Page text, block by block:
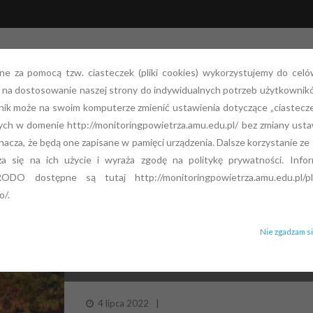
za pomocą tzw. ciasteczek (pliki cookies) wykorzystujemy do
na dostosowanie naszej strony do indywidualnych potrzeb
może na swoim komputerze zmienić ustawienia dotyczące
w domenie http://monitoringpowietrza.amu.edu.pl/ bez zmiany
że będą one zapisane w pamięci urządzenia. Dalsze korzystanie
się na ich użycie i wyraża zgodę na politykę prywatności.
dostępne są tutaj http://monitoringpowietrza.amu.edu.pl/
.
Nie zgadzam
Aktualności Zamówienia Publiczne
POSTS TAGGED: NISKA EMISJA
TAG ARCHIVES:NISKA EMISJA
625 SAMORZĄDÓW ZYSKA DODATKOWE
„KOPCIUCHÓW” I TERMOMODERNIZACJI
4 lipca 2022